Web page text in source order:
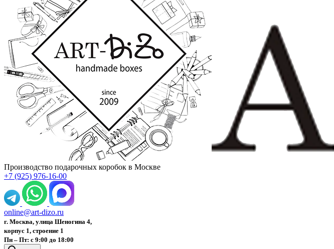
Производство подарочных коробок в Москве
+7 (925) 976-16-00
online@art-dizo.ru
г. Москва, улица Шеногина 4,
корпус 1, строение 1
Пн – Пт: с 9:00 до 18:00